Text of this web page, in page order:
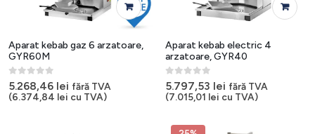
Aparat kebab gaz 6 arzatoare,
GYR60M
0out of 5
5.268,46 lei fără TVA
(6.374,84 lei cu TVA)
Aparat kebab electric 4
arzatoare, GYR40
0out of 5
5.797,53 lei fără TVA
(7.015,01 lei cu TVA)